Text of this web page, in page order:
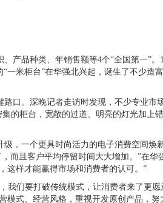
产品种类、年销售额等4个“全国第一”。
“一米柜台”在华强北兴起，诞生了不少造
口。深晚记者走访时发现，不少专业市
的柜台，宽敞的过道、明亮的灯光加上
级，一个更具时尚活力的电子消费空间焕
而且客户平均停留时间大大增加。”在华
这样才能赢得市场和消费者的认可。”
们要打破传统模式，让消费者来了更愿
模式、经营风格，重视开发原创产品，努